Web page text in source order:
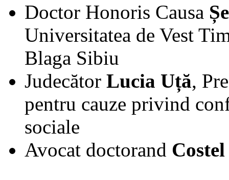
Doctor Honoris Causa
Universitatea de Vest
Blaga Sibiu
Judecător Lucia Uță,
pentru cauze privind
sociale
Avocat doctorand